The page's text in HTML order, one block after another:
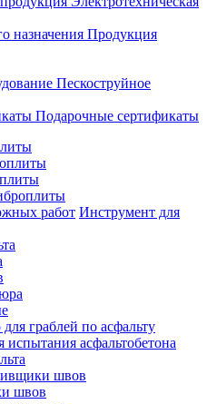
Продукция
Пескоструйное
Подарочные сертификаты
Инструмент для
граблей по асфальту
испытания асфальтобетона
швов
швов